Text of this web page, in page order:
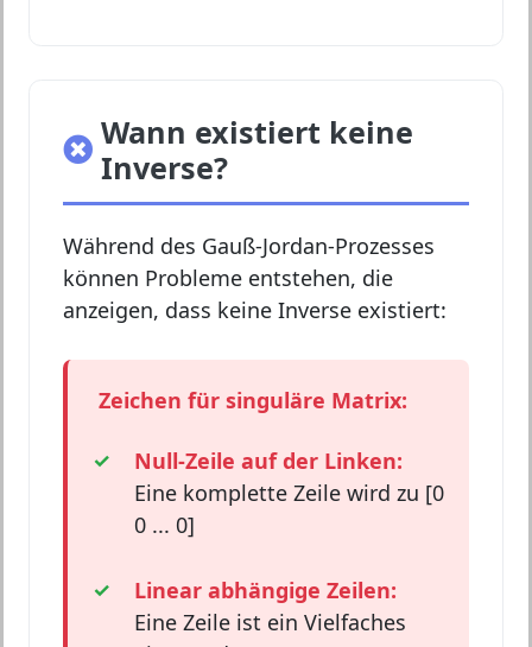
Wann existiert keine
Inverse?
Während des Gauß-Jordan-Prozesses
können Probleme entstehen, die
anzeigen, dass keine Inverse existiert:
Zeichen für singuläre Matrix:
Null-Zeile auf der Linken:
Eine komplette Zeile wird zu [0
0 ... 0]
Linear abhängige Zeilen:
Eine Zeile ist ein Vielfaches